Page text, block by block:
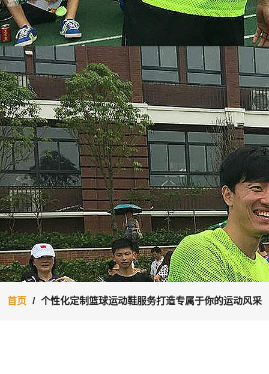
首页 个性化定制篮球运动鞋服务打造专属于你的运动风采